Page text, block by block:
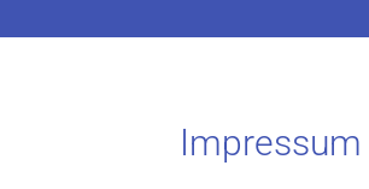
Impressum